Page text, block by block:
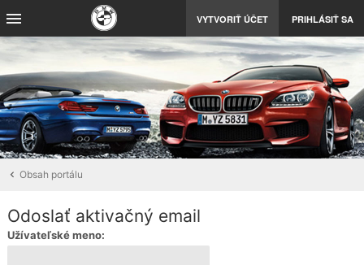
VYTVORIŤ ÚČET PRIHLÁSIŤ SA
Obsah portálu
Odoslať aktivačný email
Užívateľské meno: